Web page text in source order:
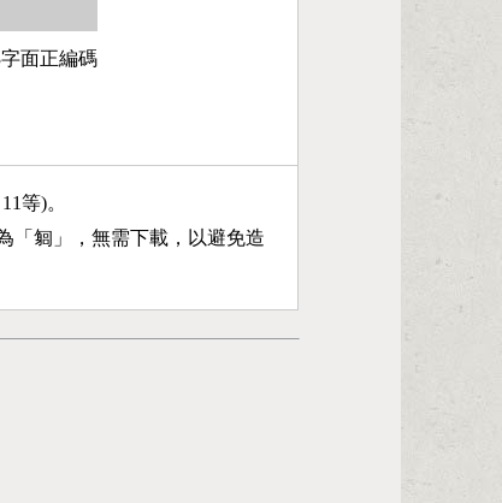
面正編碼
等)。
「匔 」，無需下載，以避免造